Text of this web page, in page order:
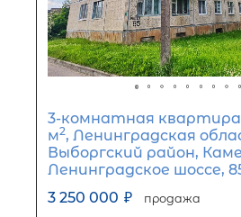
Ежемесячный платеж
Размер кредита
380 000 ₽
Первый взнос